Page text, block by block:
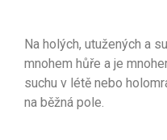
Na holých, utužených a
mnohem hůře a je
suchu v létě nebo
na běžná pole.